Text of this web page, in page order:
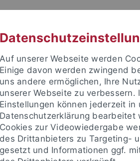
FORSCHUNG
Auf unserer Webseite werden
Einige davon werden zwingend
uns andere ermöglichen, Ihre
unserer Webseite zu verbessern.
Einstellungen können jederzeit in
Datenschutzerklärung bearbeitet
Cookies zur Videowiedergabe
des Drittanbieters zu Targeting-
gesetzt und Informationen ggf.